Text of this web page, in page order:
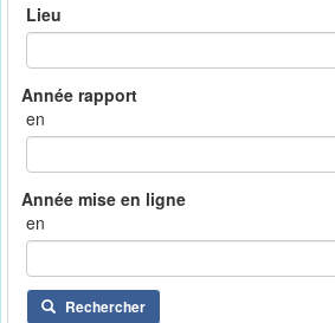
Lieu
en
en
Rechercher